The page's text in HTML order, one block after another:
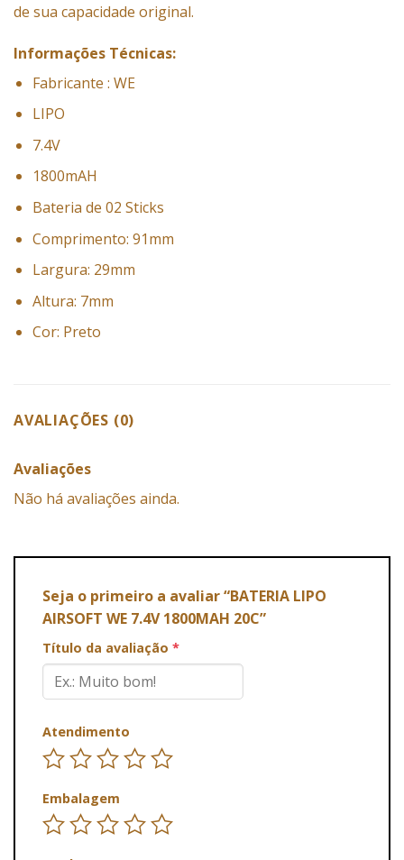
de sua capacidade original.
Informações Técnicas:
Fabricante : WE
LIPO
7.4V
1800mAH
Bateria de 02 Sticks
Comprimento: 91mm
Largura: 29mm
Altura: 7mm
Cor: Preto
AVALIAÇÕES (0)
Avaliações
Não há avaliações ainda.
Seja o primeiro a avaliar “BATERIA LIPO
AIRSOFT WE 7.4V 1800MAH 20C”
Título da avaliação *
Atendimento
Embalagem